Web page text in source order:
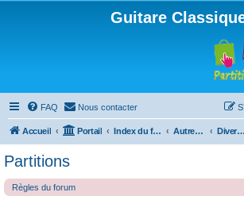
Guitare
FAQ Nous contacter
Accueil Portail Index du forum Autres instruments à cordes pincées, ou styles Divers instruments
Partitions
Règles du forum